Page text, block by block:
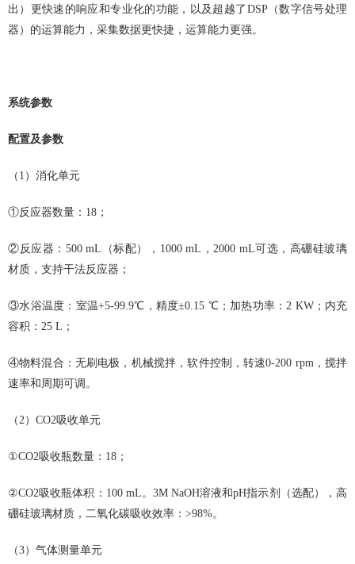
出）更快速的响应和专业化的功能，以及超越了DSP（数字信号处理
器）的运算能力，采集数据更快捷，运算能力更强。
系统参数
配置及参数
（1）消化单元
①反应器数量：18；
②反应器：500 mL（标配），1000 mL，2000 mL可选，高硼硅玻璃
材质，支持干法反应器；
③水浴温度：室温+5-99.9℃，精度±0.15 ℃；加热功率：2 KW；内充
容积：25 L；
④物料混合：无刷电极，机械搅拌，软件控制，转速0-200 rpm，搅拌
速率和周期可调。
（2）CO2吸收单元
①CO2吸收瓶数量：18；
②CO2吸收瓶体积：100 mL。3M NaOH溶液和pH指示剂（选配），高
硼硅玻璃材质，二氧化碳吸收效率：>98%。
（3）气体测量单元